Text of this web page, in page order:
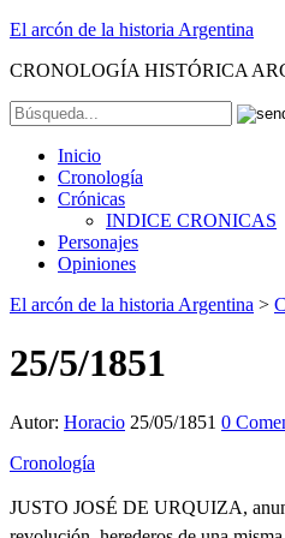
El arcón de la historia Argentina
CRONOLOGÍA HISTÓRICA
Inicio
Cronología
Crónicas
INDICE CRONICAS
Personajes
Opiniones
El arcón de la historia Argentina >
25/5/1851
Autor: Horacio 25/05/1851 0
Cronología
JUSTO JOSÉ DE URQUIZA,